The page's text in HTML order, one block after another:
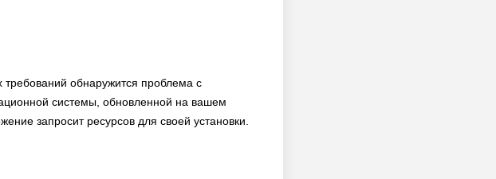
требований обнаружится проблема с
системы, обновленной на вашем
запросит ресурсов для своей установки.